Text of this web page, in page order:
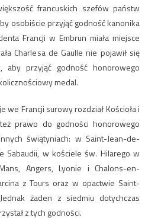
francuskich szefów państw
osobiście przyjąć godność kanonika
Francji w Embrun miała miejsce
Charlesa de Gaulle nie pojawił się
przyjąć godność honorowego
medal.
Francji surowy rozdział Kościoła i
prawo do godności honorowego
świątyniach: w Saint-Jean-de-
Sabaudii, w kościele św. Hilarego w
Angers, Lyonie i Chalons-en-
z Tours oraz w opactwie Saint-
żaden z siedmiu dotychczas
z tych godności.